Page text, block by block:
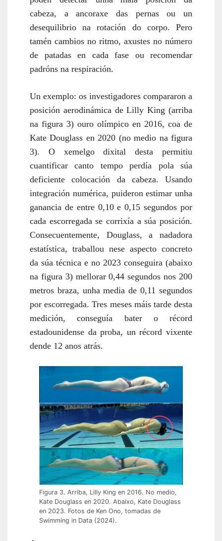
cabeza, a ancoraxe das pernasou
un
desequilibrio na rotación do corpo. Pero
tamén cambios no ritmo, axustes no número
de patadas en cada fase ou recomendar
padróns na respiración.
Un exemplo: os investigadores compararon a
posición aerodinámica de Lilly King (arriba
na figura 3) ouro olímpico en 2016, coa de
Kate Douglass en 2020 (no medio na figura
3). O xemelgo dixital desta permitiu
cuantificar canto tempo perdía pola súa
deficiente colocación da cabeza. Usando
integración numérica, puideron estimar unha
ganancia de entre 0,10 e 0,15 segundos por
cada escorregada se corrixía a súa posición.
Consecuentemente, Douglass, a nadadora
estatística, traballou nese aspecto concreto
da súa técnica e no 2023 conseguira (abaixo
na figura 3) mellorar 0,44 segundos nos 200
metros braza, unha media de 0,11 segundos
por escorregada. Tres meses máis tarde desta
medición, conseguía bater o récord
estadounidense da proba, un récord vixente
dende 12 anos atrás.
Figura 3. Arriba, Lilly King en 2016. No medio,
Kate Douglass en 2020. Abaixo, Kate Douglass
en 2023. Fotos de Ken Ono, tomadas de
Swimming in Data (2024).